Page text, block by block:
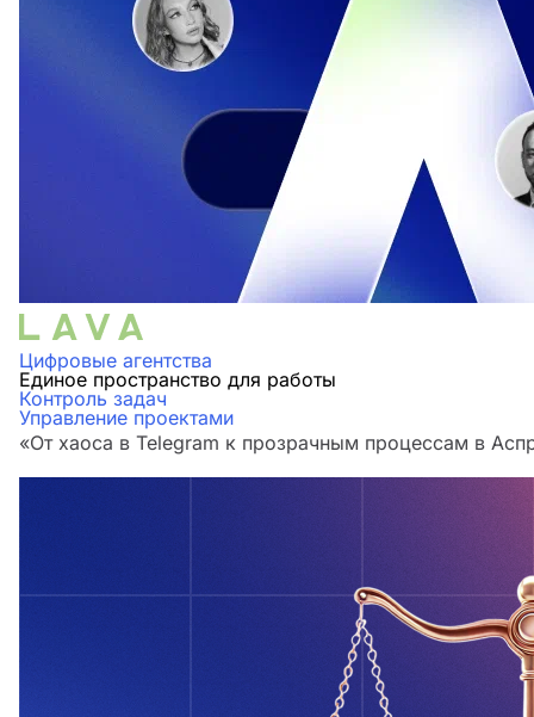
Цифровые агентства
Единое пространство для работы
Контроль задач
Управление проектами
«От хаоса в Telegram к прозрачным процессам в